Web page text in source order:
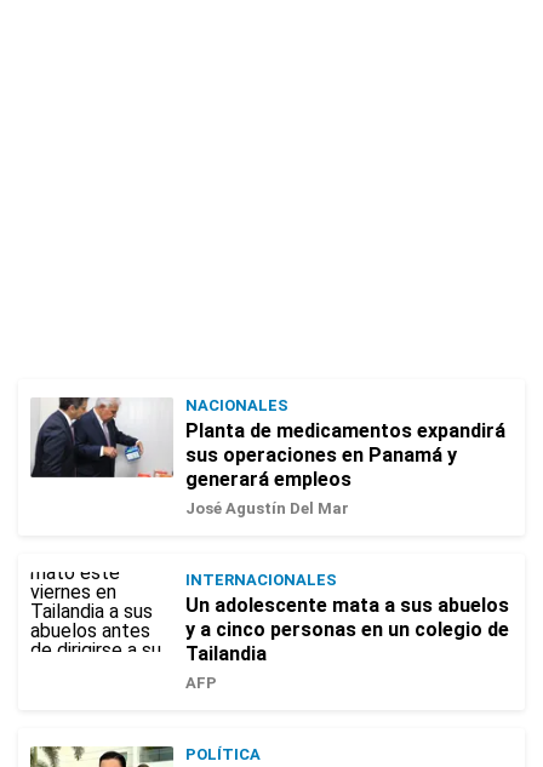
NACIONALES
Planta de medicamentos expandirá
sus operaciones en Panamá y
generará empleos
José Agustín Del Mar
INTERNACIONALES
Un adolescente mata a sus abuelos
y a cinco personas en un colegio de
Tailandia
AFP
POLÍTICA